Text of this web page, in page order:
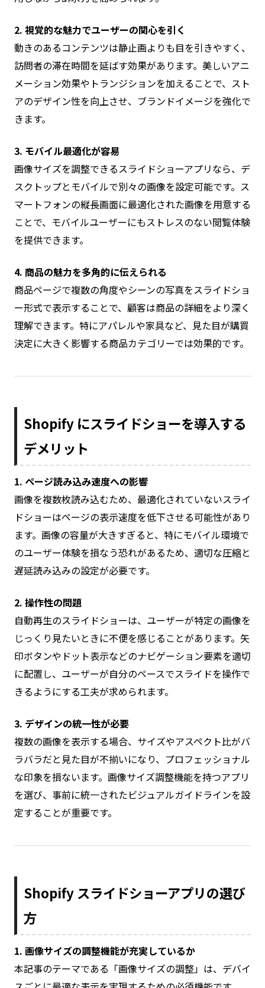
2. 視覚的な魅力でユーザーの関心を引く
動きのあるコンテンツは静止画よりも目を引きやすく、
訪問者の滞在時間を延ばす効果があります。美しいアニ
メーション効果やトランジションを加えることで、スト
アのデザイン性を向上させ、ブランドイメージを強化で
きます。
3. モバイル最適化が容易
画像サイズを調整できるスライドショーアプリなら、デ
スクトップとモバイルで別々の画像を設定可能です。ス
マートフォンの縦長画面に最適化された画像を用意する
ことで、モバイルユーザーにもストレスのない閲覧体験
を提供できます。
4. 商品の魅力を多角的に伝えられる
商品ページで複数の角度やシーンの写真をスライドショ
ー形式で表示することで、顧客は商品の詳細をより深く
理解できます。特にアパレルや家具など、見た目が購買
決定に大きく影響する商品カテゴリーでは効果的です。
Shopify にスライドショーを導入する
デメリット
1. ページ読み込み速度への影響
画像を複数枚読み込むため、最適化されていないスライ
ドショーはページの表示速度を低下させる可能性があり
ます。画像の容量が大きすぎると、特にモバイル環境で
のユーザー体験を損なう恐れがあるため、適切な圧縮と
遅延読み込みの設定が必要です。
2. 操作性の問題
自動再生のスライドショーは、ユーザーが特定の画像を
じっくり見たいときに不便を感じることがあります。矢
印ボタンやドット表示などのナビゲーション要素を適切
に配置し、ユーザーが自分のペースでスライドを操作で
きるようにする工夫が求められます。
3. デザインの統一性が必要
複数の画像を表示する場合、サイズやアスペクト比がバ
ラバラだと見た目が不揃いになり、プロフェッショナル
な印象を損ないます。画像サイズ調整機能を持つアプリ
を選び、事前に統一されたビジュアルガイドラインを設
定することが重要です。
Shopify スライドショーアプリの選び
方
1. 画像サイズの調整機能が充実しているか
本記事のテーマである「画像サイズの調整」は、デバイ